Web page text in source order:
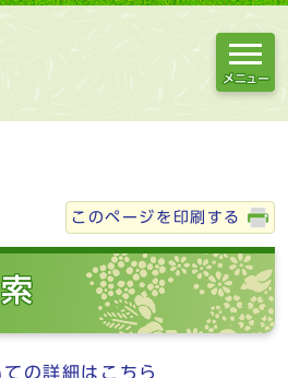
メニュー
このページを印刷する
の詳細はこちら